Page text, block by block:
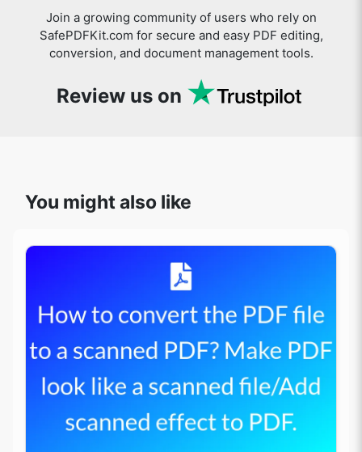
Join a growing community of users who rely on
SafePDFKit.com for secure and easy PDF editing,
conversion, and document management tools.
Review us on
You might also like